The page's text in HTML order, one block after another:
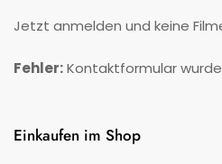
Jetzt anmelden und keine
Fehler:Kontaktformular
Einkaufen im Shop